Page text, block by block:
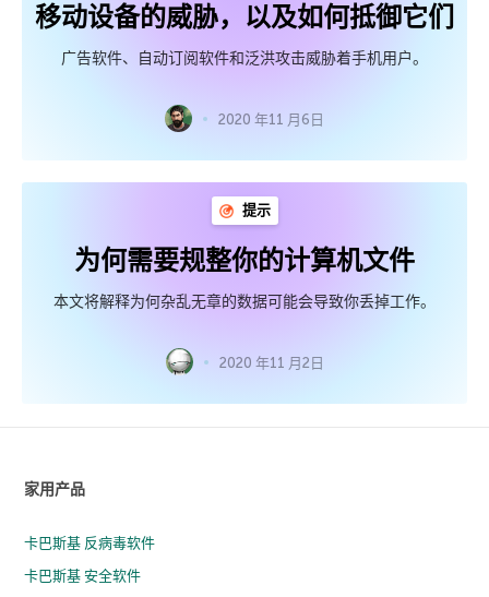
移动设备的威胁，以及如何抵御它们
广告软件、自动订阅软件和泛洪攻击威胁着手机用户。
2020 年11 月6日
提示
为何需要规整你的计算机文件
本文将解释为何杂乱无章的数据可能会导致你丢掉工作。
2020 年11 月2日
家用产品
卡巴斯基 反病毒软件
卡巴斯基 安全软件